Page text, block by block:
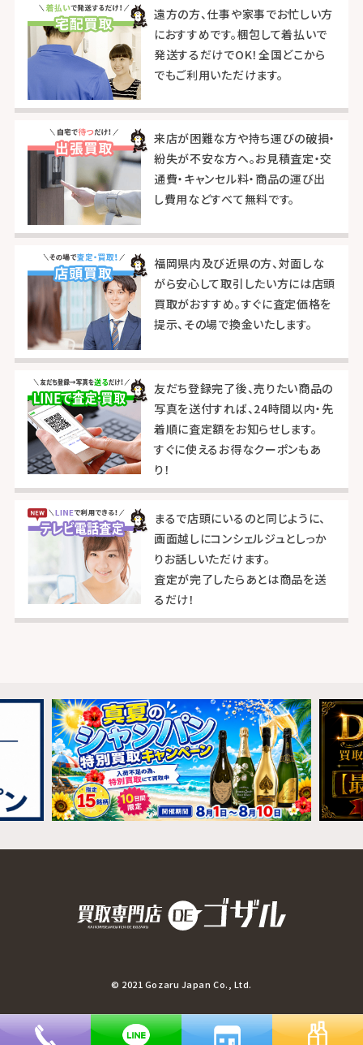
遠方の方、仕事や家事でお忙しい方
におすすめです。梱包して着払いで
発送するだけでOK！全国どこから
でもご利用いただけます。
来店が困難な方や持ち運びの破損・
紛失が不安な方へ。お見積査定・交
通費・キャンセル料・商品の運び出
し費用などすべて無料です。
福岡県内及び近県の方、対面しな
がら安心して取引したい方には店頭
買取がおすすめ。すぐに査定価格を
提示、その場で換金いたします。
友だち登録完了後、売りたい商品の
写真を送付すれば、24時間以内・先
着順に査定額をお知らせします。
すぐに使えるお得なクーポンもあ
り！
まるで店頭にいるのと同じように、
画面越しにコンシェルジュとしっか
りお話しいただけます。
査定が完了したらあとは商品を送
るだけ！
© 2021 Gozaru Japan Co., Ltd.